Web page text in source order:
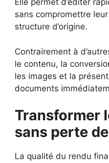
Elle permet d’éditer
sans compromettre
structure d’origine.
Contrairement à
le contenu, la
les images et la
documents
Transformer
sans perte
La qualité du rendu